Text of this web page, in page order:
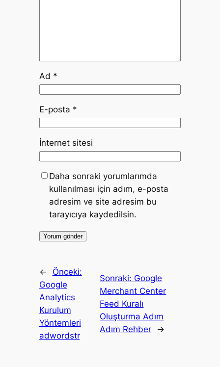
Ad *
E-posta *
İnternet sitesi
Daha sonraki yorumlarımda
kullanılması için adım, e-posta
adresim ve site adresim bu
tarayıcıya kaydedilsin.
←
Önceki:
Google
Analytics
Kurulum
Yöntemleri
adwordstr
Sonraki: Google
Merchant Center
Feed Kuralı
Oluşturma Adım
Adım Rehber
→